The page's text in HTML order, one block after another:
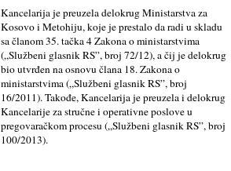
Kancelarija je preuzela delokrug Ministarstva za
Kosovo i Metohiju, koje je prestalo da radi u skladu
sa članom 35. tačka 4 Zakona o ministarstvima
(„Službeni glasnik RS”, broj 72/12), a čij je delokrug
bio utvrđen na osnovu člana 18. Zakona o
ministarstvima („Službeni glasnik RS”, broj
16/2011). Takođe, Kancelarija je preuzela i delokrug
Kancelarije za stručne i operativne poslove u
pregovaračkom procesu („Službeni glasnik RS”, broj
100/2013).